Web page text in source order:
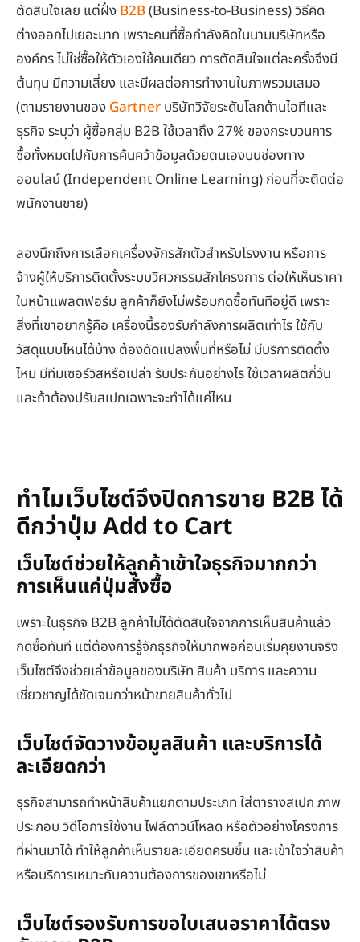
ตัดสินใจเลย แต่ฝั่งB2B(Business-to-Business) วิธีคิด
ต่างออกไปเยอะมาก เพราะคนที่ซื้อกำลังคิดในนามบริษัทหรือ
องค์กร ไม่ใช่ซื้อให้ตัวเองใช้คนเดียว การตัดสินใจแต่ละครั้งจึงมี
ต้นทุน มีความเสี่ยง และมีผลต่อการทำงานในภาพรวมเสมอ
(ตามรายงานของGartnerบริษัทวิจัยระดับโลกด้านไอทีและ
ธุรกิจ ระบุว่า ผู้ซื้อกลุ่ม B2B ใช้เวลาถึง 27% ของกระบวนการ
ซื้อทั้งหมดไปกับการค้นคว้าข้อมูลด้วยตนเองบนช่องทาง
ออนไลน์ (Independent Online Learning) ก่อนที่จะติดต่อ
พนักงานขาย)
ลองนึกถึงการเลือกเครื่องจักรสักตัวสำหรับโรงงาน หรือการ
จ้างผู้ให้บริการติดตั้งระบบวิศวกรรมสักโครงการ ต่อให้เห็นราคา
ในหน้าแพลตฟอร์ม ลูกค้าก็ยังไม่พร้อมกดซื้อทันทีอยู่ดี เพราะ
สิ่งที่เขาอยากรู้คือ เครื่องนี้รองรับกำลังการผลิตเท่าไร ใช้กับ
วัสดุแบบไหนได้บ้าง ต้องดัดแปลงพื้นที่หรือไม่ มีบริการติดตั้ง
ไหม มีทีมเซอร์วิสหรือเปล่า รับประกันอย่างไร ใช้เวลาผลิตกี่วัน
และถ้าต้องปรับสเปกเฉพาะจะทำได้แค่ไหน
ทำไมเว็บไซต์จึงปิดการขาย B2B ได้
ดีกว่าปุ่ม Add to Cart
เว็บไซต์ช่วยให้ลูกค้าเข้าใจธุรกิจมากกว่า
การเห็นแค่ปุ่มสั่งซื้อ
เพราะในธุรกิจ B2B ลูกค้าไม่ได้ตัดสินใจจากการเห็นสินค้าแล้ว
กดซื้อทันที แต่ต้องการรู้จักธุรกิจให้มากพอก่อนเริ่มคุยงานจริง
เว็บไซต์จึงช่วยเล่าข้อมูลของบริษัท สินค้า บริการ และความ
เชี่ยวชาญได้ชัดเจนกว่าหน้าขายสินค้าทั่วไป
เว็บไซต์จัดวางข้อมูลสินค้า และบริการได้
ละเอียดกว่า
ธุรกิจสามารถทำหน้าสินค้าแยกตามประเภท ใส่ตารางสเปก ภาพ
ประกอบ วิดีโอการใช้งาน ไฟล์ดาวน์โหลด หรือตัวอย่างโครงการ
ที่ผ่านมาได้ ทำให้ลูกค้าเห็นรายละเอียดครบขึ้น และเข้าใจว่าสินค้า
หรือบริการเหมาะกับความต้องการของเขาหรือไม่
เว็บไซต์รองรับการขอใบเสนอราคาได้ตรง